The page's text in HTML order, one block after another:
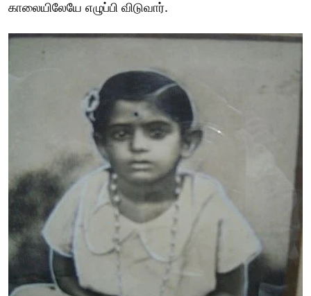
காலையிலேயே எழுப்பி விடுவார்.